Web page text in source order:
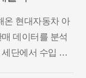
온 현대자동차 아
데이터를 분석
단에서 수입 전